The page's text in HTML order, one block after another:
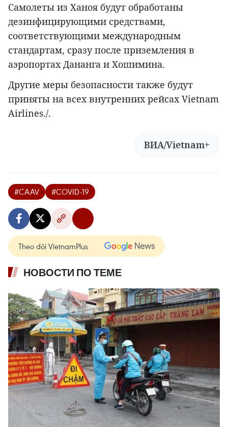
Самолеты из Ханоя будут обработаны
дезинфицирующими средствами,
соответствующими международным
стандартам, сразу после приземления в
аэропортах Дананга и Хошимина.
Другие меры безопасности также будут
приняты на всех внутренних рейсах Vietnam
Airlines./.
ВИА/Vietnam+
#CAAV #COVID-19
Theo dõi VietnamPlus
НОВОСТИ ПО ТЕМЕ